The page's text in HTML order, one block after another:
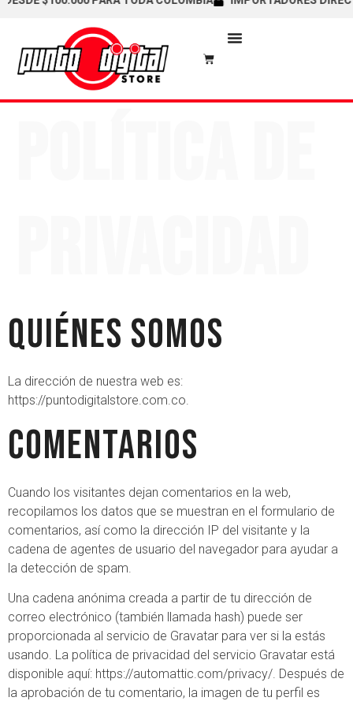
Quiénes somos
La dirección de nuestra web es:
https://puntodigitalstore.com.co.
Comentarios
Cuando los visitantes dejan comentarios en la web,
recopilamos los datos que se muestran en el formulario de
comentarios, así como la dirección IP del visitante y la
cadena de agentes de usuario del navegador para ayudar a
la detección de spam.
Una cadena anónima creada a partir de tu dirección de
correo electrónico (también llamada hash) puede ser
proporcionada al servicio de Gravatar para ver si la estás
usando. La política de privacidad del servicio Gravatar está
disponible aquí: https://automattic.com/privacy/. Después de
la aprobación de tu comentario, la imagen de tu perfil es